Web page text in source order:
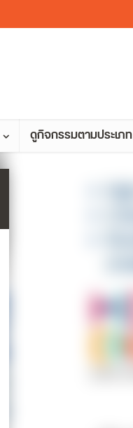
ดูกิจกรรมตามประเภท